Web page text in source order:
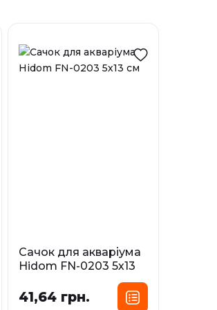
Сачок для акваріума
Нidom FN-0203 5х13
У наявності
41,64 грн.